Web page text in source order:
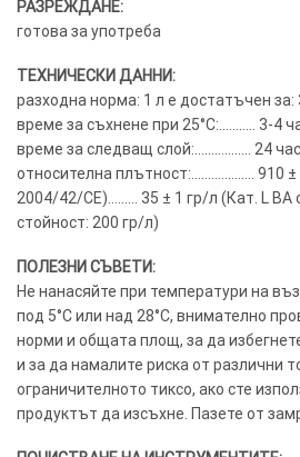
РАЗРЕЖДАНЕ:
готова за употреба
ТЕХНИЧЕСКИ ДАННИ:
разходна норма: 1 л е достатъчен за:
време за съхнене при 25°C:……….. 3-4
време за следващ слой:…………….. 24
относителна плътност:………………. 910 ±
2004/42/CE)……… 35 ± 1 гр/л (Кат. L BA
стойност: 200 гр/л)
ПОЛЕЗНИ СЪВЕТИ:
Не нанасяйте при температури на
под 5°C или над 28°C, внимателно
норми и общата площ, за да
и за да намалите риска от различни
ограничителното тиксо, ако сте
продуктът да изсъхне. Пазете от